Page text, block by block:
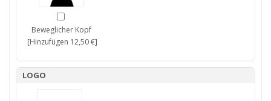
Beweglicher Kopf
[Hinzufügen 12,50 €]
LOGO